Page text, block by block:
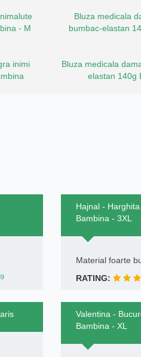
- M
Bluza medicala
bumbac-elastan
inimi
Bluza medicala
elastan 140g
Hajnal -
Bambina - 3XL
Material foarte
RATING:
Valentina -
Bambina - XL